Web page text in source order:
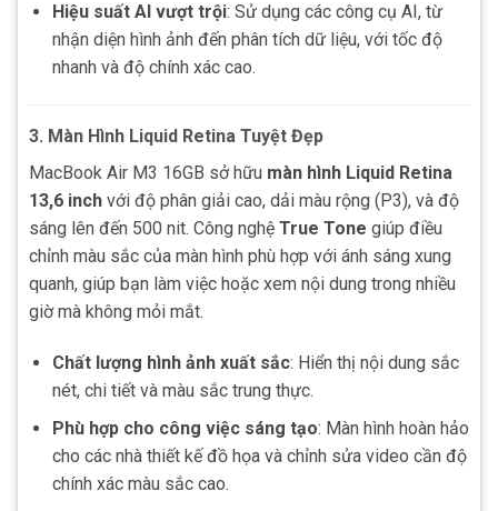
Hiệu suất AI vượt trội: Sử dụng các công cụ AI, từ
nhận diện hình ảnh đến phân tích dữ liệu, với tốc độ
nhanh và độ chính xác cao.
3. Màn Hình Liquid Retina Tuyệt Đẹp
MacBook Air M3 16GB sở hữu màn hình Liquid Retina
13,6 inch với độ phân giải cao, dải màu rộng (P3), và độ
sáng lên đến 500 nit. Công nghệ True Tone giúp điều
chỉnh màu sắc của màn hình phù hợp với ánh sáng xung
quanh, giúp bạn làm việc hoặc xem nội dung trong nhiều
giờ mà không mỏi mắt.
Chất lượng hình ảnh xuất sắc: Hiển thị nội dung sắc
nét, chi tiết và màu sắc trung thực.
Phù hợp cho công việc sáng tạo: Màn hình hoàn hảo
cho các nhà thiết kế đồ họa và chỉnh sửa video cần độ
chính xác màu sắc cao.